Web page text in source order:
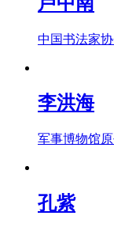
中国书法家
李洪海
军事博物馆
孔紫